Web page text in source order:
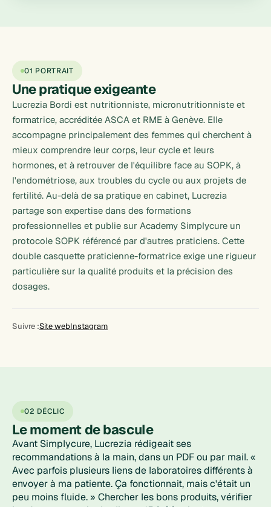
01 PORTRAIT
Une pratiqueexigeante
Lucrezia Bordi est nutritionniste, micronutritionniste et
formatrice, accréditée ASCA et RME à Genève. Elle
accompagne principalement des femmes qui cherchent à
mieux comprendre leur corps, leur cycle et leurs
hormones, et à retrouver de l'équilibre face au SOPK, à
l'endométriose, aux troubles du cycle ou aux projets de
fertilité. Au-delà de sa pratique en cabinet, Lucrezia
partage son expertise dans des formations
professionnelles et publie sur Academy Simplycure un
protocole SOPK référencé par d'autres praticiens. Cette
double casquette praticienne-formatrice exige une rigueur
particulière sur la qualité produits et la précision des
dosages.
Suivre :Site webInstagram
02 DÉCLIC
Le moment debascule
Avant Simplycure, Lucrezia rédigeait ses
recommandations à la main, dans un PDF ou par mail.«
Avec parfois plusieurs liens de laboratoires différents à
envoyer à ma patiente. Ça fonctionnait, mais c'était un
peu moins fluide. » Chercher les bons produits, vérifier